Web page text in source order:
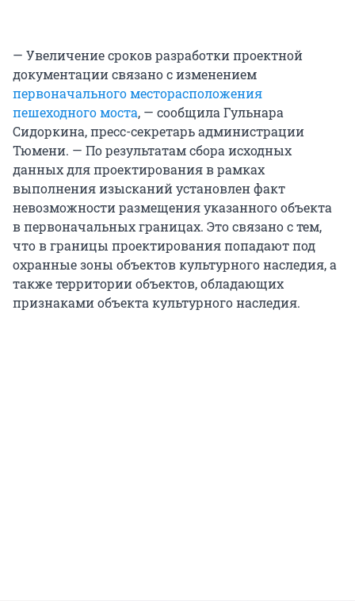
— Увеличение сроков разработки проектной
документации связано с изменением
первоначального месторасположения
пешеходного моста, — сообщила Гульнара
Сидоркина, пресс-секретарь администрации
Тюмени. — По результатам сбора исходных
данных для проектирования в рамках
выполнения изысканий установлен факт
невозможности размещения указанного объекта
в первоначальных границах. Это связано с тем,
что в границы проектирования попадают под
охранные зоны объектов культурного наследия, а
также территории объектов, обладающих
признаками объекта культурного наследия.